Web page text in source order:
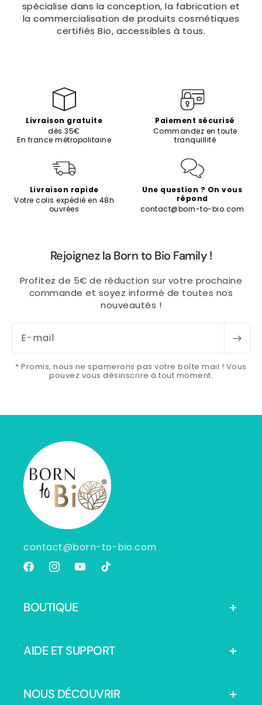
spécialise dans la conception, la fabrication et
la commercialisation de produits cosmétiques
certifiés Bio, accessibles à tous.
Livraison gratuite
dès 35€
En france métropolitaine
Paiement sécurisé
Commandez en toute
tranquillité
Livraison rapide
Votre colis expédié en 48h
ouvrées
Une question ? On vous
répond
contact@born-to-bio.com
Rejoignez la Born to Bio Family !
Profitez de 5€ de réduction sur votre prochaine
commande et soyez informé de toutes nos
nouveautés !
E-mail
* Promis, nous ne spamerons pas votre boîte mail ! Vous
pouvez vous désinscrire à tout moment.
contact@born-to-bio.com
FacebookInstagramYouTubeTikTok
BOUTIQUE
AIDE ET SUPPORT
NOUS DÉCOUVRIR